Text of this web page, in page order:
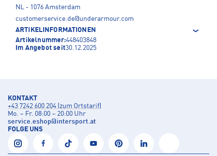
NL - 1076 Amsterdam
customerservice.de@underarmour.com
ARTIKELINFORMATIONEN
Artikelnummer:448403848
Im Angebot seit30.12.2025
KONTAKT
+43 7242 600 204 (zum Ortstarif)
Mo. – Fr. 08:00 – 20:00 Uhr
service.eshop@intersport.at
FOLGE UNS